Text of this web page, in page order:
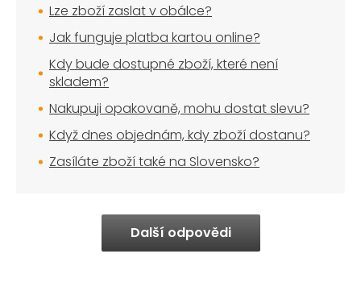
Lze zboží zaslat v obálce?
Jak funguje platba kartou online?
Kdy bude dostupné zboží, které není
skladem?
Nakupuji opakovaně, mohu dostat slevu?
Když dnes objednám, kdy zboží dostanu?
Zasíláte zboží také na Slovensko?
Další odpovědi